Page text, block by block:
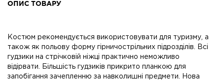
ОПИС ТОВАРУ
Костюм рекомендується використовувати для туризму, а
також як польову форму гірничострільних підрозділів. Всі
гудзики на стрічковій ніжці практично неможливо
відірвати. Більшість гудзиків прикрито планкою для
запобігання зачепленню за навколишні предмети. Нова